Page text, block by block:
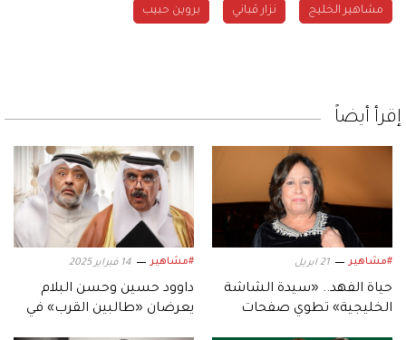
مشاهير الخليج نزار قباني بروين حبيب
إقرأ أيضاً
#مشاهير 21 ابريل
حياة الفهد.. «سيدة الشاشة
الخليجية» تطوي صفحات
#مشاهير 14 فبراير 2025
داوود حسين وحسن البلام
يعرضان «طالبين القرب» في